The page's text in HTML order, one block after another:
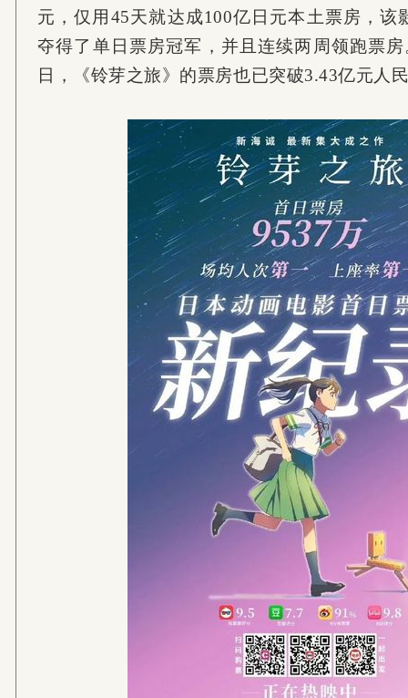
元，仅用45天就达成100亿日元本土票房，该
夺得了单日票房冠军，并且连续两周领跑票
日，《铃芽之旅》的票房也已突破3.43亿元人